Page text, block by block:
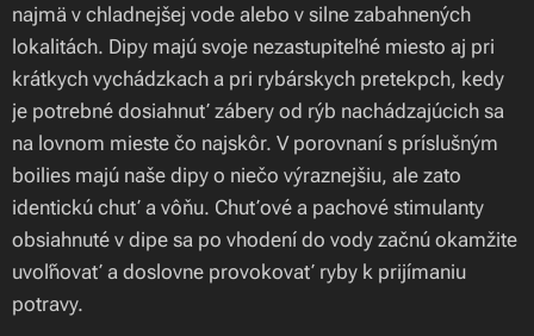
najmä v chladnejšej vode alebo v silne zabahnených
lokalitách. Dipy majú svoje nezastupiteľné miesto aj pri
krátkych vychádzkach a pri rybárskych pretekpch, kedy
je potrebné dosiahnuť zábery od rýb nachádzajúcich sa
na lovnom mieste čo najskôr. V porovnaní s príslušným
boilies majú naše dipy o niečo výraznejšiu, ale zato
identickú chuť a vôňu. Chuťové a pachové stimulanty
obsiahnuté v dipe sa po vhodení do vody začnú okamžite
uvoľňovať a doslovne provokovať ryby k prijímaniu
potravy.